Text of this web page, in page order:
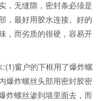
，无缝隙，密封条必须是
，最好用胶水连接。好的
，而劣质的很硬，容易开
窗户的下框用了爆炸螺
爆炸螺丝头部用密封胶密
炸螺丝渗到墙里面去，而